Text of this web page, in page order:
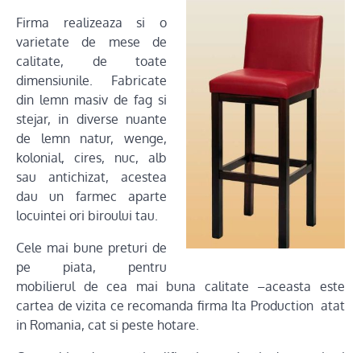
Firma realizeaza si o
varietate de mese de
calitate, de toate
dimensiunile. Fabricate
din lemn masiv de fag si
stejar, in diverse nuante
de lemn natur, wenge,
kolonial, cires, nuc, alb
sau antichizat, acestea
dau un farmec aparte
locuintei ori biroului tau.
Cele mai bune preturi de
pe piata, pentru
mobilierul de cea mai buna calitate –aceasta este
cartea de vizita ce recomanda firma Ita Production atat
in Romania, cat si peste hotare.